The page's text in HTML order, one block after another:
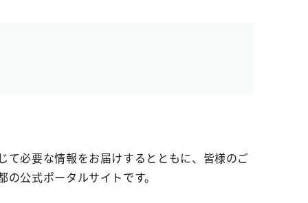
て必要な情報をお届けするとともに、皆様のご
公式ポータルサイトです。